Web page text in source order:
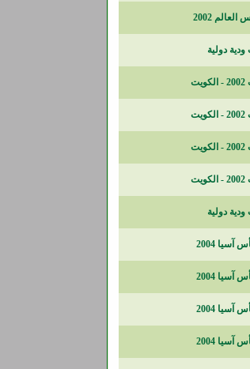
2002
ودية دولية
ودية دولية
2004
2004
2004
2004